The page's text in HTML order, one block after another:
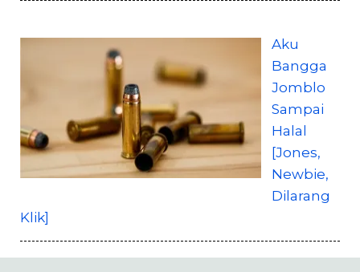
Aku
Bangga
Jomblo
Sampai
Halal
[Jones,
Newbie,
Dilarang
Klik]